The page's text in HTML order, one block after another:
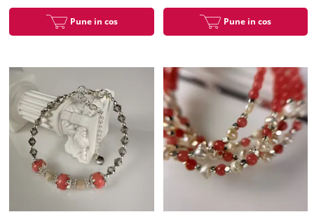
Pune in cos Pune in cos